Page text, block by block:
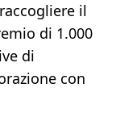
il
di 1.000
di
con